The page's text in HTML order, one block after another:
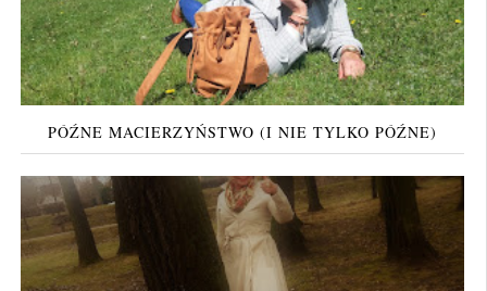
PÓŹNE MACIERZYŃSTWO (I NIE TYLKO PÓŹNE)